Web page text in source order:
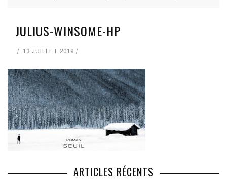
JULIUS-WINSOME-HP
13 JUILLET 2019
ARTICLES RÉCENTS